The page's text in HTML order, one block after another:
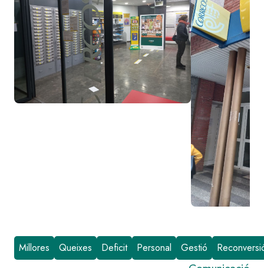
Millores Queixes Deficit Personal Gestió